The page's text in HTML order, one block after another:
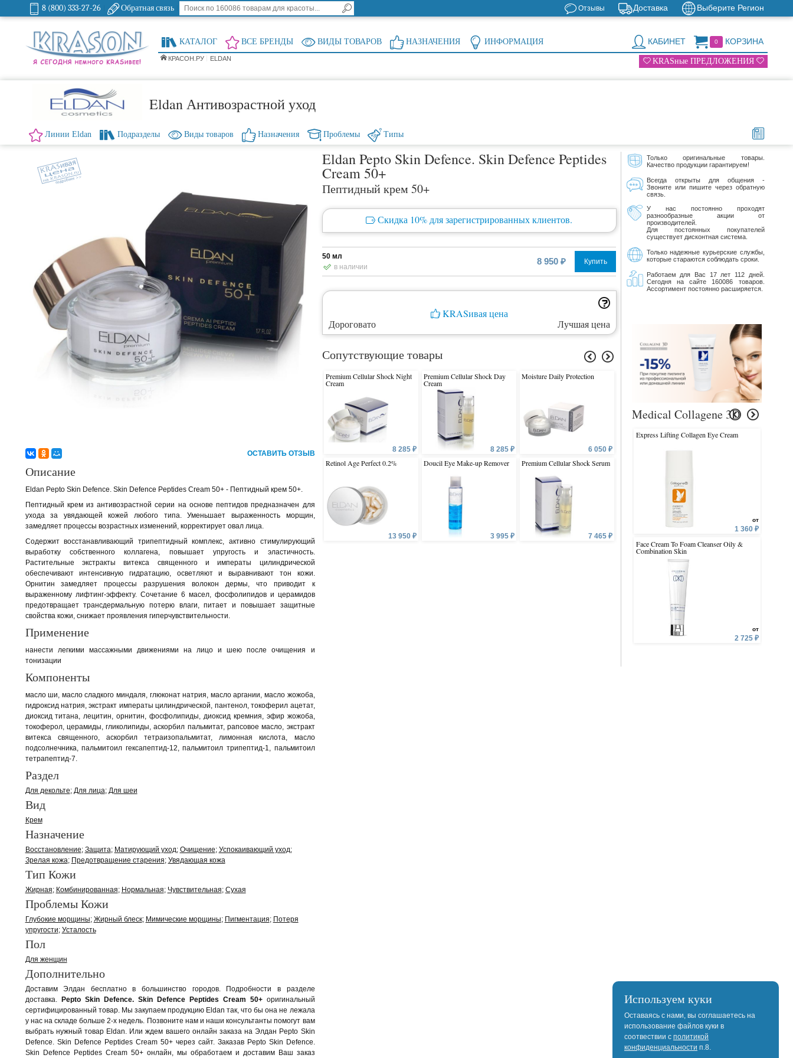
8 (800) 333-27-26 Обратная связь Выберите Регион
Доставка
Отзывы
0 КОРЗИНА
КАБИНЕТ
КАТАЛОГ ВСЕ БРЕНДЫ ВИДЫ ТОВАРОВ НАЗНАЧЕНИЯ ИНФОРМАЦИЯ
КРАСОН.РУ ELDAN KRASные ПРЕДЛОЖЕНИЯ
Eldan Антивозрастной уход
Линии Eldan Подразделы Виды товаров Назначения Проблемы Типы
ОСТАВИТЬ ОТЗЫВ
Eldan Pepto Skin Defence. Skin Defence Peptides
Cream 50+
Пептидный крем 50+
Скидка 10% для зарегистрированных клиентов.
50 мл
в наличии
8 950 ₽ Купить
KRASивая цена
Дороговато
Лучшая цена
Сопутствующие товары
Premium Cellular Shock Night
Cream
8 285 ₽
Retinol Age Perfect 0.2%
13 950 ₽
Premium Cellular Shock Day
Cream
8 285 ₽
Doucil Eye Make-up Remover
3 995 ₽
Moisture Daily Protection
6 050 ₽
Premium Cellular Shock Serum
7 465 ₽
UNIQUE Soft Cleansing Fluid
Fase & Eyes
5 295 ₽
Fruit Mask
Только оригинальные товары.
Качество продукции гарантируем!
Всегда открыты для общения -
Звоните или пишите через обратную
связь.
У нас постоянно проходят
разнообразные акции от
производителей.
Для постоянных покупателей
существует дисконтная система.
Только надежные курьерские службы,
которые стараются соблюдать сроки.
Работаем для Вас 17 лет 112 дней.
Сегодня на сайте 160086 товаров.
Ассортимент постоянно расширяется.
Medical Collagene 3D
Express Lifting Collagen Eye Cream
от
1 360 ₽
Face Cream To Foam Cleanser Oily &
Combination Skin
от
2 725 ₽
Описание
Eldan Pepto Skin Defence. Skin Defence Peptides Cream 50+ - Пептидный крем 50+.
Пептидный крем из антивозрастной серии на основе пептидов предназначен для
ухода за увядающей кожей любого типа. Уменьшает выраженность морщин,
замедляет процессы возрастных изменений, корректирует овал лица.
Содержит восстанавливающий трипептидный комплекс, активно стимулирующий
выработку собственного коллагена, повышает упругость и эластичность.
Растительные экстракты витекса священного и императы цилиндрической
обеспечивают интенсивную гидратацию, осветляют и выравнивают тон кожи.
Орнитин замедляет процессы разрушения волокон дермы, что приводит к
выраженному лифтинг-эффекту. Сочетание 6 масел, фосфолипидов и церамидов
предотвращает трансдермальную потерю влаги, питает и повышает защитные
свойства кожи, снижает проявления гиперчувствительности.
Применение
нанести легкими массажными движениями на лицо и шею после очищения и
тонизации
Компоненты
масло ши, масло сладкого миндаля, глюконат натрия, масло аргании, масло жожоба,
гидроксид натрия, экстракт императы цилиндрической, пантенол, токоферил ацетат,
диоксид титана, лецитин, орнитин, фосфолипиды, диоксид кремния, эфир жожоба,
токоферол, церамиды, гликолипиды, аскорбил пальмитат, рапсовое масло, экстракт
витекса священного, аскорбил тетраизопальмитат, лимонная кислота, масло
подсолнечника, пальмитоил гексапептид-12, пальмитоил трипептид-1, пальмитоил
тетрапептид-7.
Раздел
Для декольте Для лица Для шеи
Вид
Крем
Назначение
Восстановление Защита Матирующий уход Очищение Успокаивающий уход
Зрелая кожа
Предотвращение старения Увядающая кожа
Тип Кожи
Жирная Комбинированная Нормальная Чувствительная Сухая
Проблемы Кожи
Глубокие морщины Жирный блеск Мимические морщины Пигментация
Потеря
упругости Усталость
Пол
Для женщин
Дополнительно
Доставим Элдан бесплатно в большинство городов. Подробности в разделе
доставка.
Pepto Skin Defence. Skin Defence Peptides Cream 50+оригинальный
сертифицированный товар. Мы закупаем продукцию Eldan так, что бы она не лежала
у нас на складе больше 2-х недель. Позвоните нам и наши консультанты помогут вам
выбрать нужный товар Eldan. Или ждем вашего онлайн заказа на Элдан Pepto Skin
Defence. Skin Defence Peptides Cream 50+ через сайт. Заказав Pepto Skin Defence.
Skin Defence Peptides Cream 50+ онлайн, мы обработаем и доставим Ваш заказ
Используем куки
Оставаясь с нами, вы соглашаетесь на
использование файлов куки в
соотвествии с политикой
конфиденциальности п.8.